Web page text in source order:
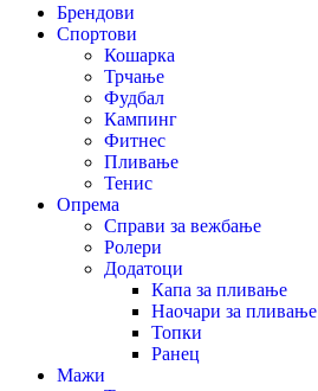
Брендови
Спортови
Кошарка
Трчање
Фудбал
Кампинг
Фитнес
Пливање
Тенис
Опрема
Справи за вежбање
Ролери
Додатоци
Капа за пливање
Наочари за пливање
Топки
Ранец
Мажи